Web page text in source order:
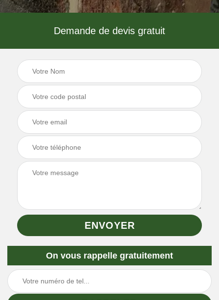
Demande de devis gratuit
On vous rappelle gratuitement